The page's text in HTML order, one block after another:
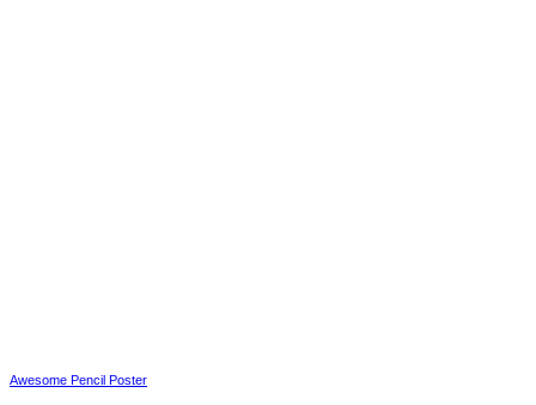
Awesome Pencil Poster